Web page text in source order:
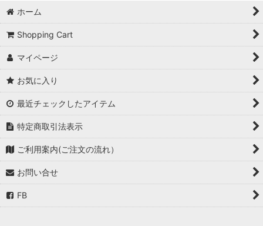
ホーム
Shopping Cart
マイページ
お気に入り
最近チェックしたアイテム
特定商取引法表示
ご利用案内(ご注文の流れ）
お問い合せ
FB